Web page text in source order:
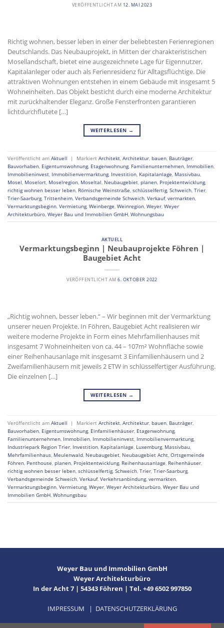
VERÖFFENTLICHT AM 12. MAI 2023
Richtig wohnen, besser leben in einer der beliebtesten Ferienregionen
Deutschlands. Das Neubauprojekt, in Mitten der charakteristischen
Mosellandschaft, bietet eine ausgezeichnete Lage für Eigennutzer,
Kapitalanleger oder auch als Ferienresidenz für Alltagsflüchtige. Die
attraktiven Wohnungen entstehen in einem Gebäude mit insgesamt 5
Wohneinheiten. Das Objekt besticht durch eine moderne Architektur
mit zurückhaltender Eleganz. Große Fensterfronten garantieren
lichtdurchflutete […]
WEITERLESEN →
Veröffentlicht am Aktuell | Markiert Architekt Architektur bauen Bauträger
Bauvorhaben Eigentumswohnung, Etagenwohnung, Familienunternehmen Immobilien
Immobilieninvest Immobilienvermarktung, Investition Kapitalanlage Massivbau
Mosel Moselort Moselregion Moseltal Neubaugebiet planen Projektentwicklung,
richtig wohnen besser leben Römische Weinstraße schlüsselfertig, Schweich Trier
Trier-Saarburg, Trittenheim Verbandsgemeinde Schweich Verkauf, vermarkten
Vermarktungsbeginn Vermietung, Weinberge Weinregion Weyer Weyer
Architekturbüro Weyer Bau und Immobilien GmbH Wohnungsbau
AKTUELL
Vermarktungsbeginn | Neubauprojekte Föhren |
Baugebiet Acht
VERÖFFENTLICHT AM6. OKTOBER 2022
„Richtig wohnen, besser leben.“ – Wir beginnen mit der Vermarktung
unserer neuen Projekte. In Föhren, Baugebiet Acht realisieren wir
weitere moderne Projekte in Form eines Mehrfamilienhauses mit
insgesamt 7 Wohneinheiten von ca. 44 – 107m² Wohnfläche sowie
einer Reihenhausanlage mit insgesamt 3 Einfamilienhäusern und 2
Zweifamilienhäusern mit jeweils 2 ETW in schlüsselfertiger Ausführung.
Die einzelnen […]
WEITERLESEN →
Veröffentlicht am Aktuell | Markiert Architekt Architektur bauen Bauträger
Bauvorhaben Eigentumswohnung, Einfamilienhäuser Etagenwohnung,
Familienunternehmen Immobilien Immobilieninvest Immobilienvermarktung,
Industriepark Region Trier Investition Kapitalanlage Luxemburg, Massivbau
Mehrfamilienhaus Meulenwald Neubaugebiet Neubaugebiet Acht Ortsgemeinde
Föhren Penthouse planen Projektentwicklung, Reihenhausanlage Reihenhäuser
richtig wohnen besser leben schlüsselfertig, Schweich Trier Trier-Saarburg,
Verbandsgemeinde Schweich Verkauf, Verkehrsanbindung, vermarkten
Vermarktungsbeginn Vermietung, Weyer Weyer Architekturbüro Weyer Bau und
Immobilien GmbH Wohnungsbau
Weyer Bau und Immobilien GmbH
Weyer Architekturbüro
In der Acht 7 | 54343 Föhren | Tel. +49 6502 997850
IMPRESSUM | DATENSCHUTZERKLÄRUNG